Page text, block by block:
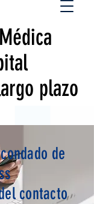
plazo
de
contacto